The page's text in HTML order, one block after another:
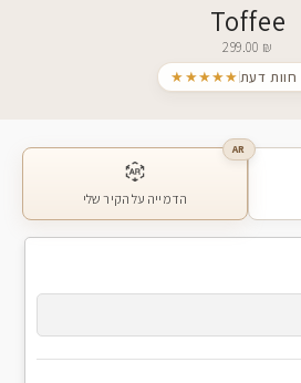
Toffee
299.00 ₪
★★★★★
AR
הדמייה על הקיר שלי